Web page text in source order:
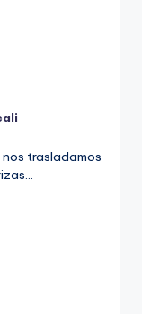
trasladamos